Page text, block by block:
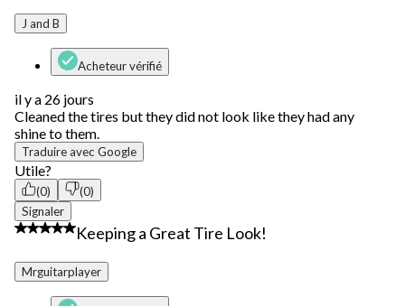
155
J and B
Acheteur vérifié
il y a 26 jours
Cleaned the tires but they did not look like they had any
shine to them.
Traduire avec Google
Utile?
(0)
(0)
Signaler
5 étoile(s) sur 5.
Keeping a Great Tire Look!
Mrguitarplayer